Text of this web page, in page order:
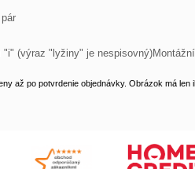
(výraz "lyžiny" je
až po potvrdenie objednávky. Obrázok má len